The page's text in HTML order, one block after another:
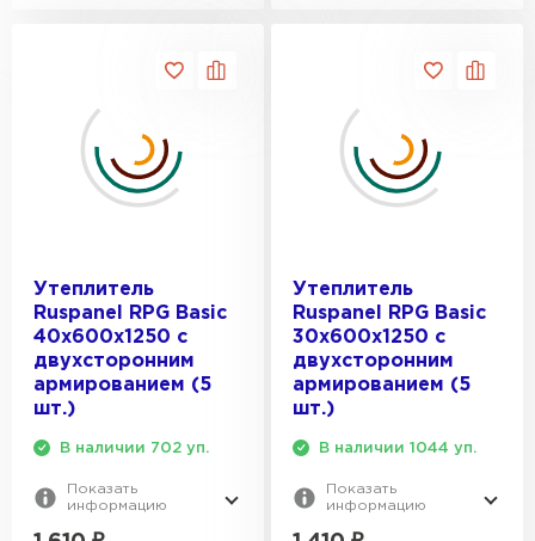
Утеплитель
Ruspanel RPG Basic
40х600х1250 с
двухсторонним
армированием (5
шт.)
В наличии 702 уп.
Показать
информацию
Утеплитель
Ruspanel RPG Basic
30х600х1250 с
двухсторонним
армированием (5
шт.)
В наличии 1044 уп.
Показать
информацию